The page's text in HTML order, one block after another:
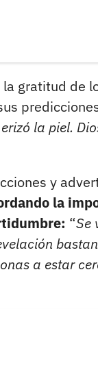
gratitud de
la piel.
y
la
“Se
a estar